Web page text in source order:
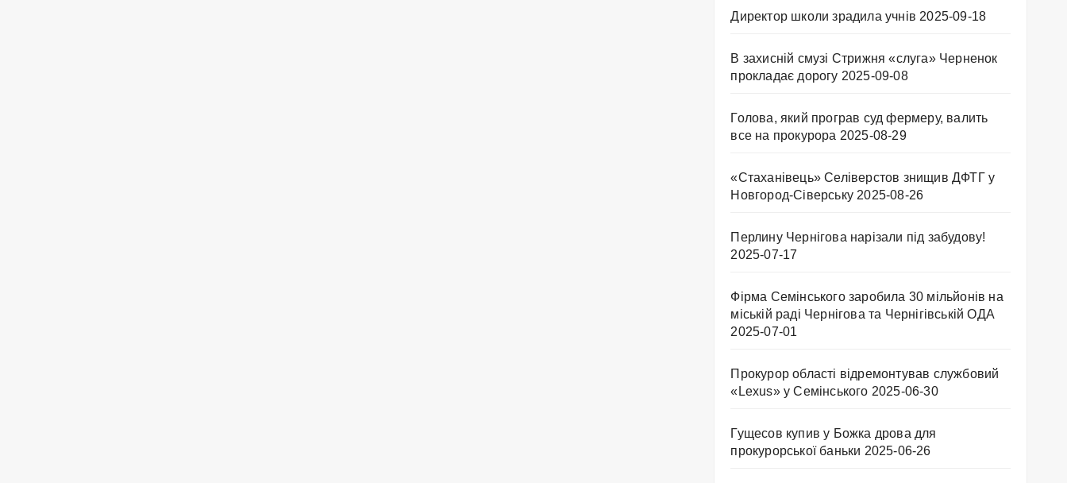
Директор школи зрадила учнів 2025-09-18
В захисній смузі Стрижня «слуга» Черненок
прокладає дорогу 2025-09-08
Голова, який програв суд фермеру, валить
все на прокурора 2025-08-29
«Стаханівець» Селіверстов знищив ДФТГ у
Новгород-Сіверську 2025-08-26
Перлину Чернігова нарізали під забудову!
2025-07-17
Фірма Семінського заробила 30 мільйонів на
міській раді Чернігова та Чернігівській ОДА
2025-07-01
Прокурор області відремонтував службовий
«Lexus» у Семінського 2025-06-30
Гущесов купив у Божка дрова для
прокурорської баньки 2025-06-26